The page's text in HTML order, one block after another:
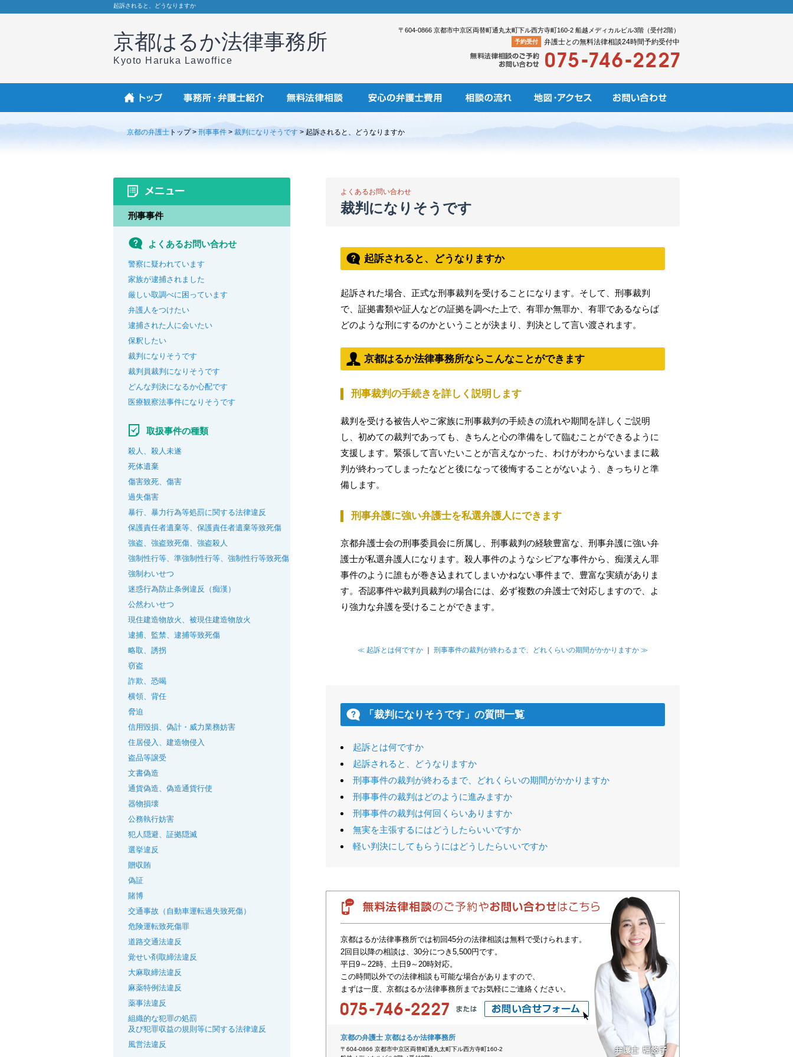
起訴されると、どうなりますか
京都はるか法律事務所
Kyoto Haruka Lawoffice
〒604-0866 京都市中京区両替町通丸太町下ル西方寺町160-2 船越メディカルビル3階（受付2階）
弁護士との無料法律相談24時間予約受付中
予約受付
京都の弁護士 トップ > 刑事事件 > 裁判になりそうです > 起訴されると、どうなりますか
よくあるお問い合わせ
裁判になりそうです
起訴されると、どうなりますか
起訴された場合、正式な刑事裁判を受けることになります。そして、刑事裁判
で、証拠書類や証人などの証拠を調べた上で、有罪か無罪か、有罪であるならば
どのような刑にするのかということが決まり、判決として言い渡されます。
京都はるか法律事務所ならこんなことができます
刑事裁判の手続きを詳しく説明します
裁判を受ける被告人やご家族に刑事裁判の手続きの流れや期間を詳しくご説明
し、初めての裁判であっても、きちんと心の準備をして臨むことができるように
支援します。緊張して言いたいことが言えなかった、わけがわからないままに裁
判が終わってしまったなどと後になって後悔することがないよう、きっちりと準
備します。
刑事弁護に強い弁護士を私選弁護人にできます
京都弁護士会の刑事委員会に所属し、刑事裁判の経験豊富な、刑事弁護に強い弁
護士が私選弁護人になります。殺人事件のようなシビアな事件から、痴漢えん罪
事件のように誰もが巻き込まれてしまいかねない事件まで、豊富な実績がありま
す。否認事件や裁判員裁判の場合には、必ず複数の弁護士で対応しますので、よ
り強力な弁護を受けることができます。
≪ 起訴とは何ですか 刑事事件の裁判が終わるまで、どれくらいの期間がかかりますか ≫
「裁判になりそうです」の質問一覧
起訴とは何ですか
起訴されると、どうなりますか
刑事事件の裁判が終わるまで、どれくらいの期間がかかりますか
刑事事件の裁判はどのように進みますか
刑事事件の裁判は何回くらいありますか
無実を主張するにはどうしたらいいですか
軽い判決にしてもらうにはどうしたらいいですか
京都はるか法律事務所では初回45分の法律相談は無料で受けられます。
2回目以降の相談は、30分につき5,500円です。
平日9～22時、土日9～20時対応。
この時間以外での法律相談も可能な場合がありますので、
まずは一度、京都はるか法律事務所までお気軽にご連絡ください。
京都の弁護士 京都はるか法律事務所
〒604-0866 京都市中京区両替町通丸太町下ル西方寺町160-2
刑事事件
よくあるお問い合わせ
警察に疑われています
家族が逮捕されました
厳しい取調べに困っています
弁護人をつけたい
逮捕された人に会いたい
保釈したい
裁判になりそうです
裁判員裁判になりそうです
どんな判決になるか心配です
医療観察法事件になりそうです
取扱事件の種類
殺人、殺人未遂
死体遺棄
傷害致死、傷害
過失傷害
暴行、暴力行為等処罰に関する法律違反
保護責任者遺棄等、保護責任者遺棄等致死傷
強盗、強盗致死傷、強盗殺人
強制性行等、準強制性行等、強制性行等致死傷
強制わいせつ
迷惑行為防止条例違反（痴漢）
公然わいせつ
現住建造物放火、被現住建造物放火
逮捕、監禁、逮捕等致死傷
略取、誘拐
窃盗
詐欺、恐喝
横領、背任
脅迫
信用毀損、偽計・威力業務妨害
住居侵入、建造物侵入
盗品等譲受
文書偽造
通貨偽造、偽造通貨行使
器物損壊
公務執行妨害
犯人隠避、証拠隠滅
選挙違反
贈収賄
偽証
賭博
交通事故（自動車運転過失致死傷）
危険運転致死傷罪
道路交通法違反
覚せい剤取締法違反
大麻取締法違反
麻薬特例法違反
薬事法違反
組織的な犯罪の処罰
及び犯罪収益の規則等に関する法律違反
風営法違反